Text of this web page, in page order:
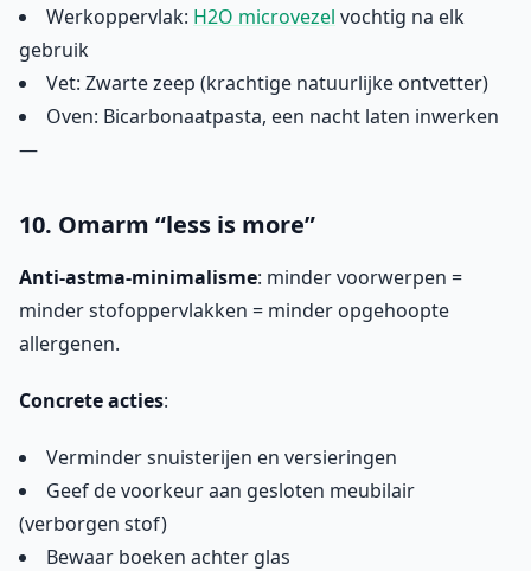
Werkoppervlak: H2O microvezel vochtig na elk
gebruik
Vet: Zwarte zeep (krachtige natuurlijke ontvetter)
Oven: Bicarbonaatpasta, een nacht laten inwerken
—
10. Omarm “less is more”
Anti-astma-minimalisme: minder voorwerpen =
minder stofoppervlakken = minder opgehoopte
allergenen.
Concrete acties:
Verminder snuisterijen en versieringen
Geef de voorkeur aan gesloten meubilair
(verborgen stof)
Bewaar boeken achter glas